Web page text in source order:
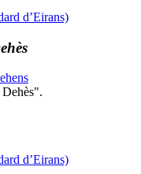
d’Eirans)
d’Eirans)